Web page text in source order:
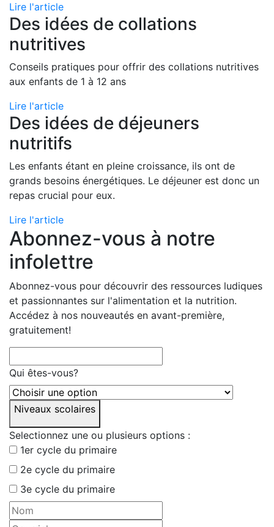
Lire l'article
Des idées de collations
nutritives
Conseils pratiques pour offrir des collations nutritives
aux enfants de 1 à 12 ans
Lire l'article
Des idées de déjeuners
nutritifs
Les enfants étant en pleine croissance, ils ont de
grands besoins énergétiques. Le déjeuner est donc un
repas crucial pour eux.
Lire l'article
Abonnez-vous à notre
infolettre
Abonnez-vous pour découvrir des ressources ludiques
et passionnantes sur l'alimentation et la nutrition.
Accédez à nos nouveautés en avant-première,
gratuitement!
Qui êtes-vous?
Niveaux scolaires
Selectionnez une ou plusieurs options :
1er cycle du primaire
2e cycle du primaire
3e cycle du primaire